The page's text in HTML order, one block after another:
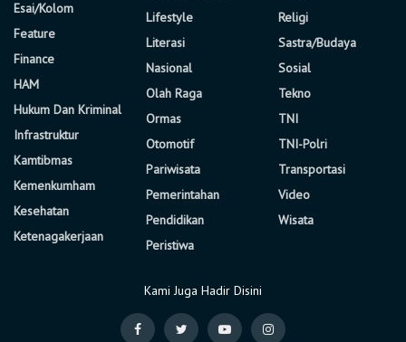
Esai/Kolom
Feature
Finance
HAM
Hukum Dan Kriminal
Infrastruktur
Kamtibmas
Kemenkumham
Kesehatan
Ketenagakerjaan
Lifestyle
Literasi
Nasional
Olah Raga
Ormas
Otomotif
Pariwisata
Pemerintahan
Pendidikan
Peristiwa
Religi
Sastra/Budaya
Sosial
Tekno
TNI
TNI-Polri
Transportasi
Video
Wisata
Kami Juga Hadir Disini